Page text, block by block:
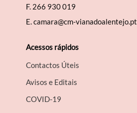
F. 266 930 019
E.camara@cm-vianadoalentejo.pt
Acessos rápidos
Contactos Úteis
Avisos e Editais
COVID-19